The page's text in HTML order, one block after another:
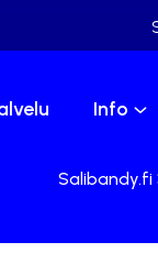
Info
Salibandy.fi